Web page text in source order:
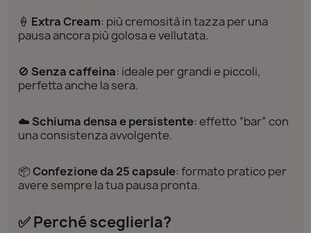
🍦 Extra Cream: più cremosità in tazza per una
pausa ancora più golosa e vellutata.
🚫 Senza caffeina: ideale per grandi e piccoli,
perfetta anche la sera.
☁️ Schiuma densa e persistente: effetto “bar” con
una consistenza avvolgente.
📦Confezione da 25 capsule: formato pratico per
avere sempre la tua pausa pronta.
✅ Perché sceglierla?